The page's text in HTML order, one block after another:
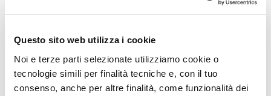
Questo sito web utilizza i cookie
Noi e terze parti selezionate utilizziamo cookie o
tecnologie simili per finalità tecniche e, con il tuo
consenso, anche per altre finalità, come funzionalità dei
a proposito di un secondo impianto fotovoltaico con altro
contatore, è fattibile? grazie